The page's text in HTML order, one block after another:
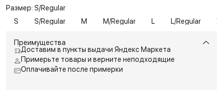
Размер: S/Regular
S
S/Regular M M/Regular L L/Regular
Преимущества
Доставим в пункты выдачи Яндекс Маркета
Примерьте товары и верните неподходящие
Оплачивайте после примерки